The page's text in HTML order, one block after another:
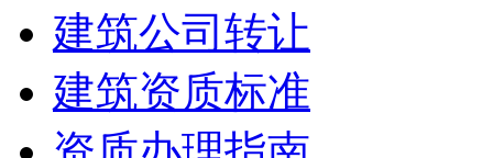
建筑公司转让
建筑资质标准